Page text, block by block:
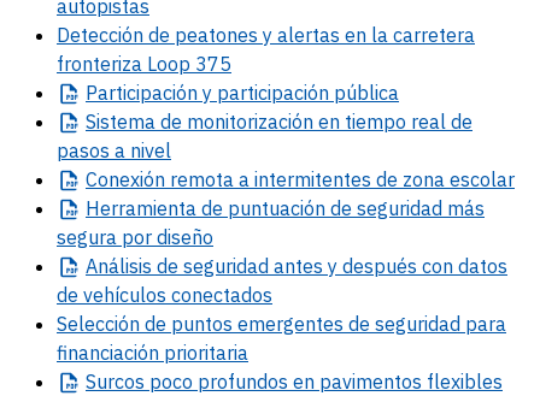
autopistas
Detección de peatones y alertas en la carretera
fronteriza Loop 375
Participación y participación pública
Sistema de monitorización en tiempo real de
pasos a nivel
Conexión remota a intermitentes de zona escolar
Herramienta de puntuación de seguridad más
segura por diseño
Análisis de seguridad antes y después con datos
de vehículos conectados
Selección de puntos emergentes de seguridad para
financiación prioritaria
Surcos poco profundos en pavimentos flexibles